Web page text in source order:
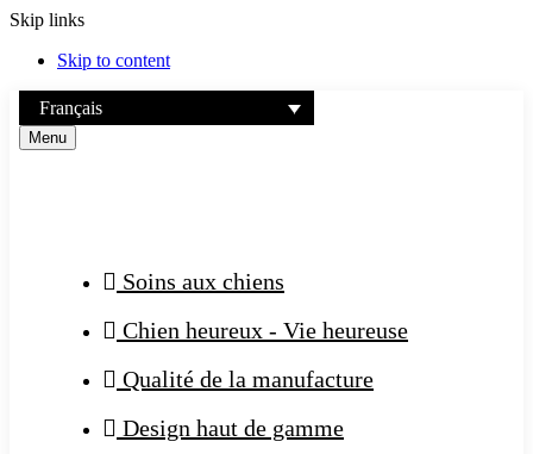
Skip links
Skip to content
Français
Menu
Soins aux chiens
Chien heureux - Vie heureuse
Qualité de la manufacture
Design haut de gamme